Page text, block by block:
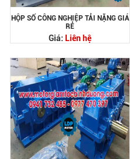
HỘP SỐ CÔNG NGHIỆP TẢI NẶNG GIÁ
RẺ
Giá: Liên hệ